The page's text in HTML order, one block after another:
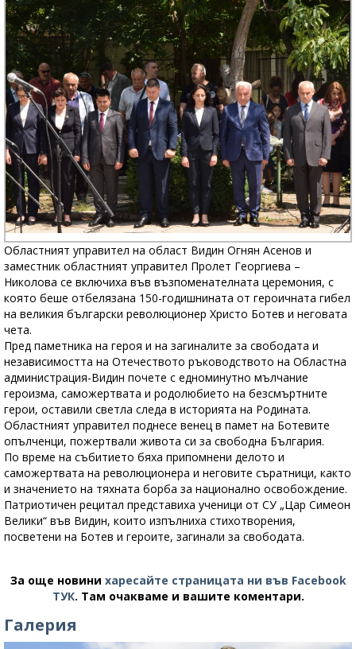
Областният управител на област Видин Огнян Асенов и
заместник областният управител Пролет Георгиева –
Николова се включиха във възпоменателната церемония, с
която беше отбелязана 150-годишнината от героичната гибел
на великия български революционер Христо Ботев и неговата
чета.
Пред паметника на героя и на загиналите за свободата и
независимостта на Отечеството ръководството на Областна
администрация-Видин почете с едноминутно мълчание
героизма, саможертвата и родолюбието на безсмъртните
герои, оставили светла следа в историята на Родината.
Областният управител поднесе венец в памет на Ботевите
опълченци, пожертвали живота си за свободна България.
По време на събитието бяха припомнени делото и
саможертвата на революционера и неговите съратници, както
и значението на тяхната борба за национално освобождение.
Патриотичен рецитал представиха ученици от СУ „Цар Симеон
Велики“ във Видин, които изпълниха стихотворения,
посветени на Ботев и героите, загинали за свободата.
За още новини харесайте страницата ни във Facebook
ТУК. Там очакваме и вашите коментари.
Галерия